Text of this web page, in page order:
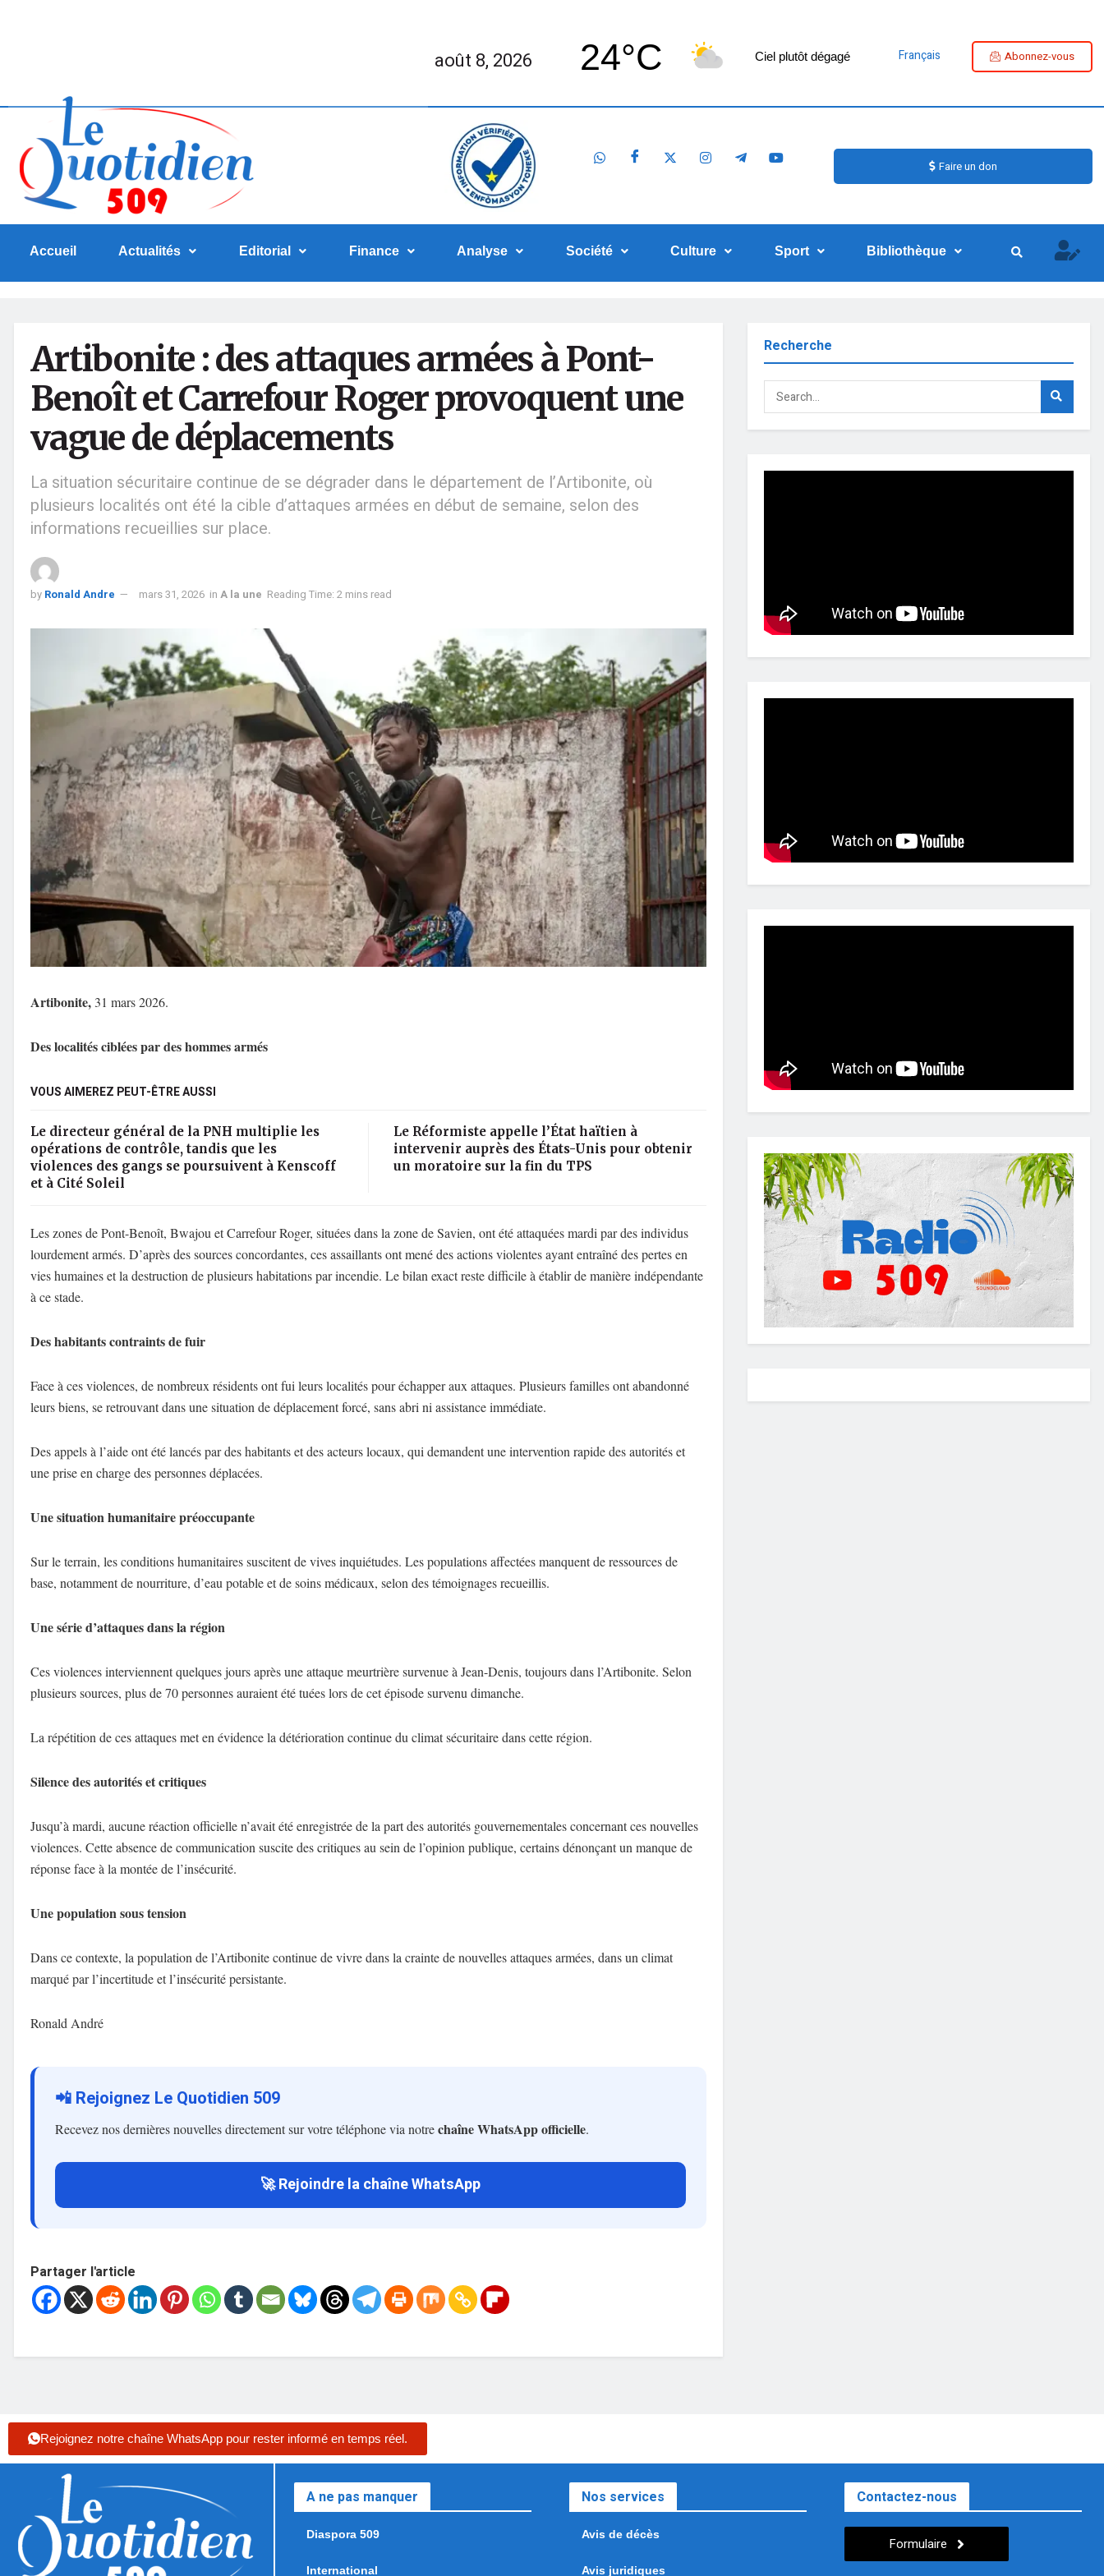
août 8, 2026 24°C Ciel plutôt dégagé Français Abonnez-vous
Faire un don
Accueil Actualités Editorial Finance Analyse Société Culture Sport Bibliothèque
Artibonite : des attaques armées à Pont-
Benoît et Carrefour Roger provoquent une
vague de déplacements
La situation sécuritaire continue de se dégrader dans le département de l’Artibonite, où
plusieurs localités ont été la cible d’attaques armées en début de semaine, selon des
informations recueillies sur place.
by Ronald Andre mars 31, 2026 in A la une Reading Time: 2 mins read
Artibonite, 31 mars 2026.
Des localités ciblées par des hommes armés
VOUS AIMEREZ PEUT-ÊTRE AUSSI
Le directeur général de la PNH multiplie les
opérations de contrôle, tandis que les
violences des gangs se poursuivent à Kenscoff
et à Cité Soleil
Le Réformiste appelle l’État haïtien à
intervenir auprès des États-Unis pour obtenir
un moratoire sur la fin du TPS
Les zones de Pont-Benoît, Bwajou et Carrefour Roger, situées dans la zone de Savien, ont été attaquées mardi par des individus
lourdement armés. D’après des sources concordantes, ces assaillants ont mené des actions violentes ayant entraîné des pertes en
vies humaines et la destruction de plusieurs habitations par incendie. Le bilan exact reste difficile à établir de manière indépendante
à ce stade.
Des habitants contraints de fuir
Face à ces violences, de nombreux résidents ont fui leurs localités pour échapper aux attaques. Plusieurs familles ont abandonné
leurs biens, se retrouvant dans une situation de déplacement forcé, sans abri ni assistance immédiate.
Des appels à l’aide ont été lancés par des habitants et des acteurs locaux, qui demandent une intervention rapide des autorités et
une prise en charge des personnes déplacées.
Une situation humanitaire préoccupante
Sur le terrain, les conditions humanitaires suscitent de vives inquiétudes. Les populations affectées manquent de ressources de
base, notamment de nourriture, d’eau potable et de soins médicaux, selon des témoignages recueillis.
Une série d’attaques dans la région
Ces violences interviennent quelques jours après une attaque meurtrière survenue à Jean-Denis, toujours dans l’Artibonite. Selon
plusieurs sources, plus de 70 personnes auraient été tuées lors de cet épisode survenu dimanche.
La répétition de ces attaques met en évidence la détérioration continue du climat sécuritaire dans cette région.
Silence des autorités et critiques
Jusqu’à mardi, aucune réaction officielle n’avait été enregistrée de la part des autorités gouvernementales concernant ces nouvelles
violences. Cette absence de communication suscite des critiques au sein de l’opinion publique, certains dénonçant un manque de
réponse face à la montée de l’insécurité.
Une population sous tension
Dans ce contexte, la population de l’Artibonite continue de vivre dans la crainte de nouvelles attaques armées, dans un climat
marqué par l’incertitude et l’insécurité persistante.
Ronald André
📲 Rejoignez Le Quotidien 509
Recevez nos dernières nouvelles directement sur votre téléphone via notrechaîne WhatsApp officielle.
🚀 Rejoindre la chaîne WhatsApp
Partager l'article
Recherche
Rejoignez notre chaîne WhatsApp pour rester informé en temps réel.
A ne pas manquer
Diaspora 509
International
Nos services
Avis de décès
Avis juridiques
Contactez-nous
Formulaire